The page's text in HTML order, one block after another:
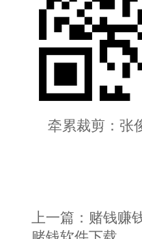
牵累裁剪：张
上一篇： 赌钱赚